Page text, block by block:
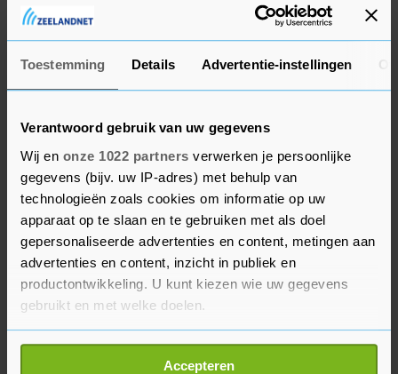
Toestemming Details Advertentie-instellingen
Verantwoord gebruik van uw gegevens
Wij en onze 1022 partners verwerken je persoonlijke
gegevens (bijv. uw IP-adres) met behulp van
technologieën zoals cookies om informatie op uw
apparaat op te slaan en te gebruiken met als doel
gepersonaliseerde advertenties en content, metingen aan
advertenties en content, inzicht in publiek en
productontwikkeling. U kunt kiezen wie uw gegevens
gebruikt en met welke doelen.
Als u het toestaat, willen we ook graag:
Accepteren
De zomerboekenmarkt begint om 10 uur, duurt
tot 17 uur en is gratis toegankelijk.